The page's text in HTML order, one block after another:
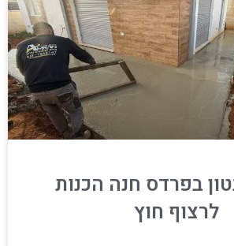
בפרדס חנה הכנות
לרצוף חוץ